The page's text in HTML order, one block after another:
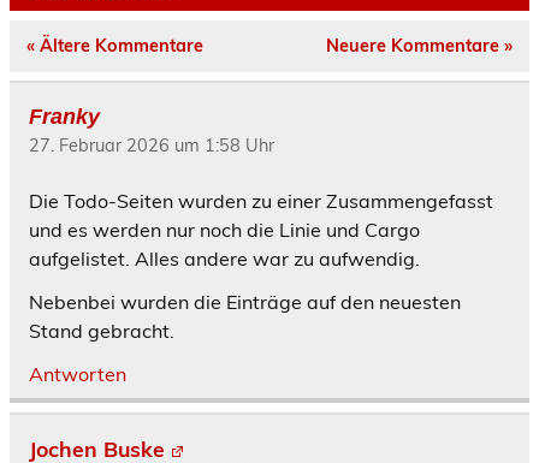
« Ältere Kommentare Neuere Kommentare »
Franky
27. Februar 2026 um 1:58 Uhr
Die Todo-Seiten wurden zu einer Zusammengefasst
und es werden nur noch die Linie und Cargo
aufgelistet. Alles andere war zu aufwendig.
Nebenbei wurden die Einträge auf den neuesten
Stand gebracht.
Antworten
Jochen Buske